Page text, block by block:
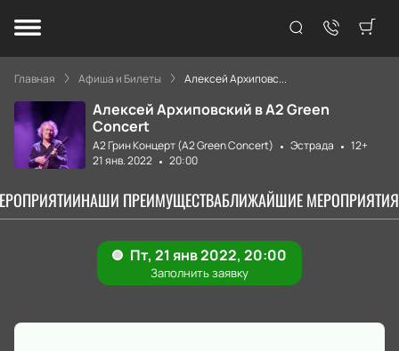
Главная Афиша и Билеты Алексей Архиповс...
Алексей Архиповский в А2 Green
Concert
А2 Грин Концерт (A2 Green Concert) Эстрада
12+
21 янв. 2022
20:00
НАШИ ПРЕИМУЩЕСТВАБЛИЖАЙШИЕ МЕРОПРИЯТИЯ